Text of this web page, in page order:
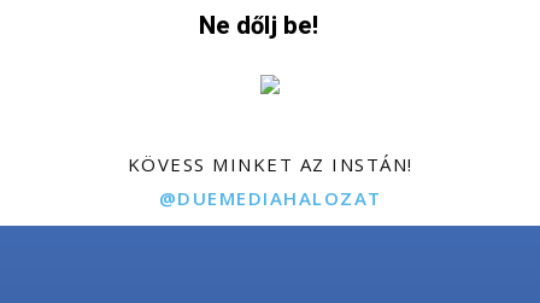
Ne dőlj be!
KÖVESS MINKET AZ INSTÁN!
@DUEMEDIAHALOZAT